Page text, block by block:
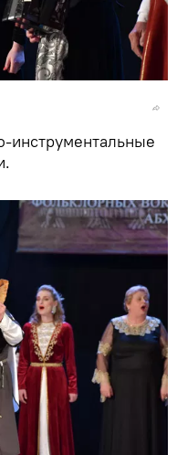
инструментальные